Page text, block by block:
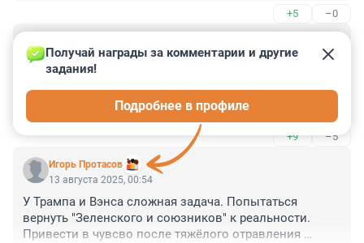
+5 –0
13 августа 2025, 02:28
Зе уже всем осточертел так, что общение с ним
только он-лайн, правда он как всегда будет с
картонкой "дайте грошей" и на весь экран
+9 –5
Игорь Протасов
Получай награды за комментарии и другие
задания!
Подробнее в профиле
13 августа 2025, 00:54
У Трампа и Вэнса сложная задача. Попытаться
вернуть "Зеленского и союзников" к реальности.
Привести в чувсво после тяжёлого отравления